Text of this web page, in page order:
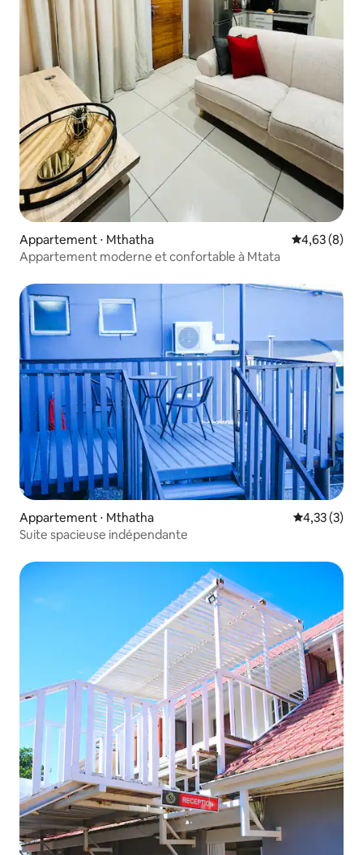
Appartement ⋅ Mthatha Évaluation
4,63 (8)
Appartement moderne et confortable à Mtata
Appartement ⋅ Mthatha Évaluation
4,33 (3)
Suite spacieuse indépendante